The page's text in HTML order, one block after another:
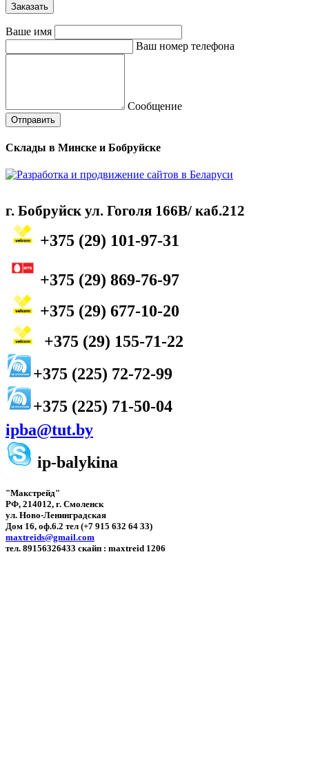
Заказать
Ваше имя
Ваш номер телефона
Сообщение
Склады в Минске и Бобруйске
г. Бобруйск ул. Гоголя 166B/ каб.212
+375 (29) 101-97-31
+375 (29) 869-76-97
+375 (29) 677-10-20
+375 (29) 155-71-22
+375 (225) 72-72-99
+375 (225) 71-50-04
ipba@tut.by
ip-balykina
"Макстрейд"
РФ, 214012, г. Смоленск
ул. Ново-Ленинградская
Дом 16, оф.6.2 тел (+7 915 632 64 33)
maxtreids@gmail.com
тел. 89156326433 скайп : maxtreid 1206